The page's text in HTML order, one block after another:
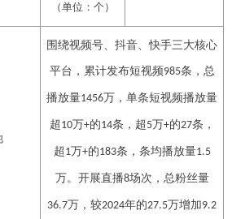
（单位：个）
围绕视频号、抖音、快手三大核心
平台，累计发布短视频985条，总
播放量1456万，单条短视频播放量
超 10万+的14条，超 5万+的27条，
超 1万+的183条，条均播放量1.5
万。开展直播8场次，总粉丝量
36.7万，较2024年的27.5万增加9.2